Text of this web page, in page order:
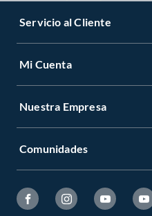
Servicio al Cliente
Mi Cuenta
Nuestra Empresa
Comunidades